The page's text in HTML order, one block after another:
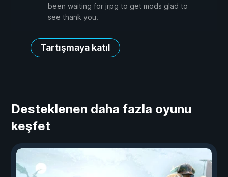
been waiting for jrpg to get mods glad to
see thank you.
Tartışmaya katıl
Desteklenen daha fazla oyunu
keşfet